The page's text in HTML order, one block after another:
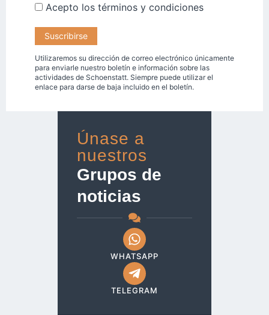
Acepto los términos y condiciones
Utilizaremos su dirección de correo electrónico únicamente
para enviarle nuestro boletín e información sobre las
actividades de Schoenstatt. Siempre puede utilizar el
enlace para darse de baja incluido en el boletín.
Únase a
nuestros
Grupos de
noticias
WHATSAPP
TELEGRAM